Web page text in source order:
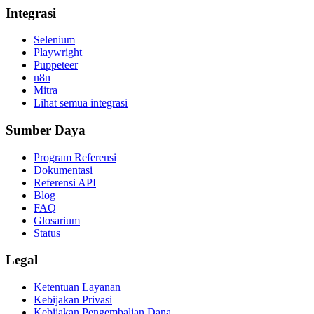
Integrasi
Selenium
Playwright
Puppeteer
n8n
Mitra
Lihat semua integrasi
Sumber Daya
Program Referensi
Dokumentasi
Referensi API
Blog
FAQ
Glosarium
Status
Legal
Ketentuan Layanan
Kebijakan Privasi